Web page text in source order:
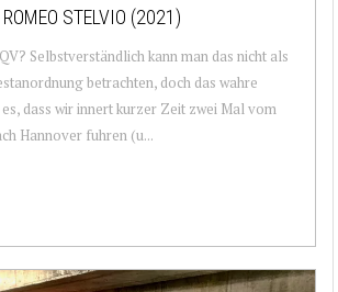
STELVIO (2021)
Selbstverständlich kann man das nicht als
betrachten, doch das wahre
dass wir innert kurzer Zeit zwei Mal vom
Hannover fuhren (u...